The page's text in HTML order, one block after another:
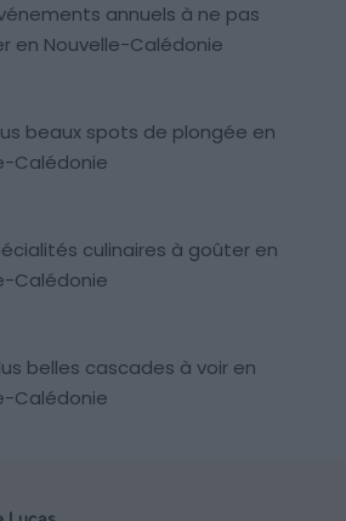
annuels à ne pas
en Nouvelle-Calédonie
beaux spots de plongée en
Calédonie
culinaires à goûter en
Calédonie
belles cascades à voir en
Calédonie